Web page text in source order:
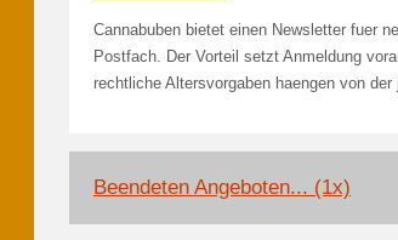
Cannabuben bietet einen Newsletter fuer
Postfach. Der Vorteil setzt Anmeldung
rechtliche Altersvorgaben haengen von
Beendeten Angeboten... (1x)